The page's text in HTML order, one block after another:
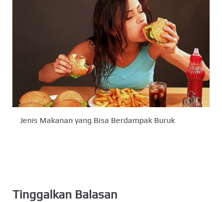
Jenis Makanan yang Bisa Berdampak Buruk
Tinggalkan Balasan